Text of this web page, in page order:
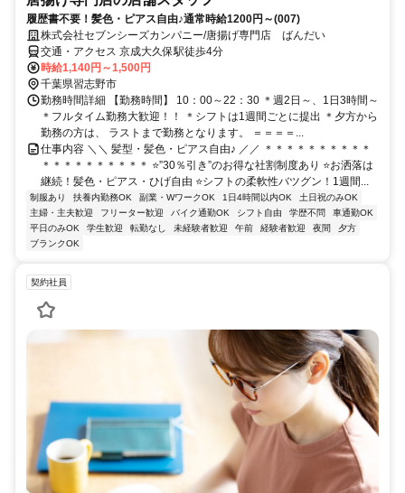
履歴書不要！髪色・ピアス自由♪通常時給1200円～(007)
株式会社セブンシーズカンパニー/唐揚げ専門店 ばんだい
交通・アクセス 京成大久保駅徒歩4分
時給1,140円～1,500円
千葉県習志野市
勤務時間詳細 【勤務時間】 10：00～22：30 ＊週2日～、1日3時間～
＊フルタイム勤務大歓迎！！ ＊シフトは1週間ごとに提出 ＊夕方から
勤務の方は、 ラストまで勤務となります。 ＝＝＝＝...
仕事内容 ＼＼ 髪型・髪色・ピアス自由♪ ／／ ＊＊＊＊＊＊＊＊＊＊
＊＊＊＊＊＊＊＊＊＊ ⭐”30％引き”のお得な社割制度あり ⭐お洒落は
継続！髪色・ピアス・ひげ自由 ⭐シフトの柔軟性バツグン！1週間...
制服あり 扶養内勤務OK 副業・WワークOK 1日4時間以内OK
土日祝のみOK
主婦・主夫歓迎
フリーター歓迎 バイク通勤OK シフト自由 学歴不問
車通勤OK
平日のみOK
学生歓迎 転勤なし 未経験者歓迎 午前 経験者歓迎 夜間
夕方
ブランクOK
契約社員